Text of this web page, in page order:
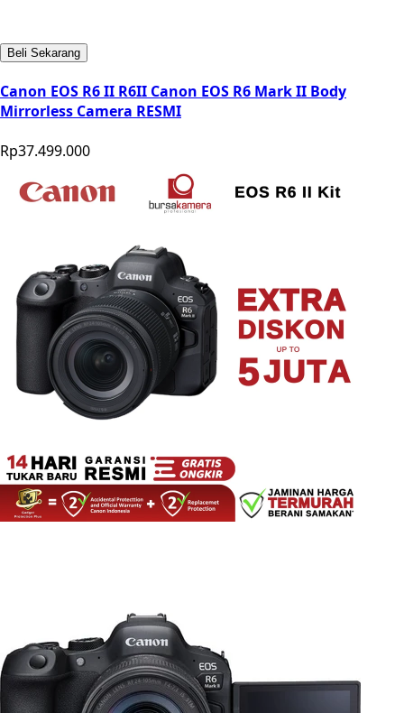
Beli Sekarang
Canon EOS R6 II R6II Canon EOS R6 Mark II Body
Mirrorless Camera RESMI
Rp37.499.000